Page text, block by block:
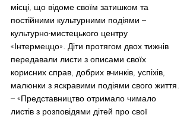
місці, що відоме своїм затишком та
постійними культурними подіями –
культурно-мистецького центру
«Інтермеццо». Діти протягом двох тижнів
передавали листи з описами своїх
корисних справ, добрих вчинків, успіхів,
малюнки з яскравими подіями свого життя.
– «Представництво отримало чимало
листів з розповідями дітей про свої